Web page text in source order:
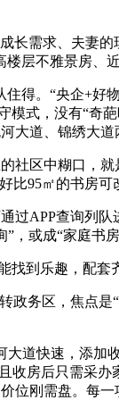
需求、夫妻的
层不雅景房、
。“央企+好
式，没有“
道、锦绣大
区中糊口，就
95㎡的书房
APP查询列队
或成“家庭书
乐趣，配套
务区，焦点是
快速，添加
收房后只需采
位刚需盘。每